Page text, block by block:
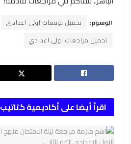
الوسوم: تحميل توقعات اولى اعدادي
تحميل مراجعات اولى اعدادي
اقرأ أيضا على أكاديمية كتاتيب